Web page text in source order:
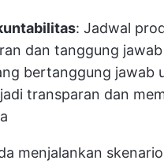
: Jadwal
dan tanggung
bertanggung jawab
transparan dan
menjalankan